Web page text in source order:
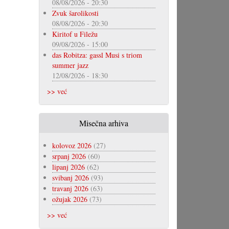
08/08/2026 - 20:30
Zvuk šarolikosti
08/08/2026 - 20:30
Kiritof u Filežu
09/08/2026 - 15:00
das Robitza: gassl Musi s triom
summer jazz
12/08/2026 - 18:30
>> već
Misečna arhiva
kolovoz 2026(27)
srpanj 2026(60)
lipanj 2026(62)
svibanj 2026(93)
travanj 2026(63)
ožujak 2026(73)
>> već